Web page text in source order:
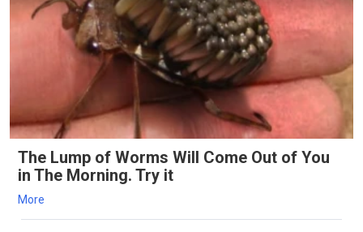
The Lump of Worms Will Come Out of You
in The Morning. Try it
More